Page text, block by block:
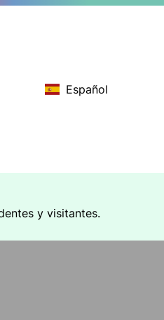
Español
y visitantes.